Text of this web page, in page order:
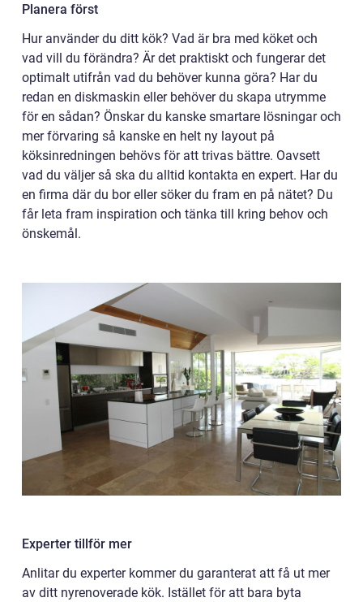
Planera först
Hur använder du ditt kök? Vad är bra med köket och
vad vill du förändra? Är det praktiskt och fungerar det
optimalt utifrån vad du behöver kunna göra? Har du
redan en diskmaskin eller behöver du skapa utrymme
för en sådan? Önskar du kanske smartare lösningar och
mer förvaring så kanske en helt ny layout på
köksinredningen behövs för att trivas bättre. Oavsett
vad du väljer så ska du alltid kontakta en expert. Har du
en firma där du bor eller söker du fram en på nätet? Du
får leta fram inspiration och tänka till kring behov och
önskemål.
Experter tillför mer
Anlitar du experter kommer du garanterat att få ut mer
av ditt nyrenoverade kök. Istället för att bara byta